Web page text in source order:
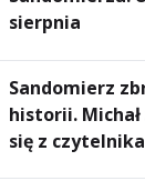
sierpnia
Sandomierz
historii.
się z